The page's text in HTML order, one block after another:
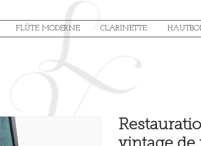
FLÛTE MODERNE CLARINETTE